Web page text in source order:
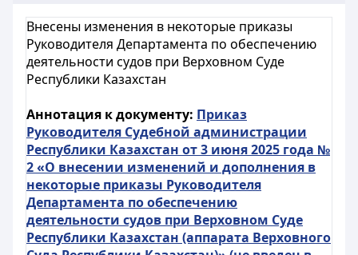
Внесены изменения в некоторые приказы
Руководителя Департамента по обеспечению
деятельности судов при Верховном Суде
Республики Казахстан
Аннотация к документу: Приказ
Руководителя Судебной администрации
Республики Казахстан от 3 июня 2025 года №
2 «О внесении изменений и дополнения в
некоторые приказы Руководителя
Департамента по обеспечению
деятельности судов при Верховном Суде
Республики Казахстан (аппарата Верховного